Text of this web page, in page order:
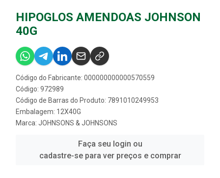
HIPOGLOS AMENDOAS JOHNSON
40G
Código do Fabricante: 000000000000570559
Código: 972989
Código de Barras do Produto: 7891010249953
Embalagem: 12X40G
Marca: JOHNSONS & JOHNSONS
Faça seu login ou
cadastre-se para ver preços e comprar